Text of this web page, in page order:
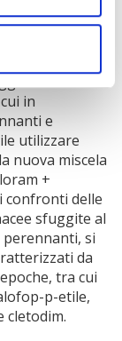
blocco
in
e
utilizzare
nuova miscela
+
confronti delle
sfuggite al
si
da
tra cui
p-etile,
cletodim.